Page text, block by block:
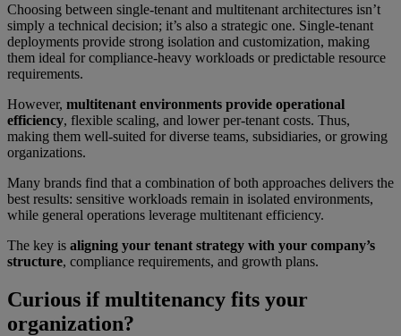
Choosing between single-tenant and multitenant architectures isn’t
simply a technical decision; it’s also a strategic one. Single-tenant
deployments provide strong isolation and customization, making
them ideal for compliance-heavy workloads or predictable resource
requirements.
However, multitenant environments provide operational
efficiency, flexible scaling, and lower per-tenant costs. Thus,
making them well-suited for diverse teams, subsidiaries, or growing
organizations.
Many brands find that a combination of both approaches delivers the
best results: sensitive workloads remain in isolated environments,
while general operations leverage multitenant efficiency.
The key is aligning your tenant strategy with your company’s
structure, compliance requirements, and growth plans.
Curious if multitenancy fits your
organization?